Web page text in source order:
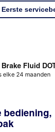
Eerste
Fluid
elke 24 maanden
bediening,